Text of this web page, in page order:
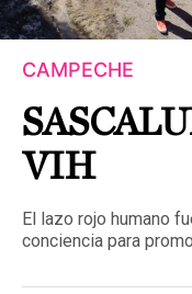
CAMPECHE
VIH
El lazo rojo humano
conciencia para